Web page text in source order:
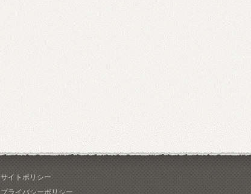
サイトポリシー
プライバシーポリシー